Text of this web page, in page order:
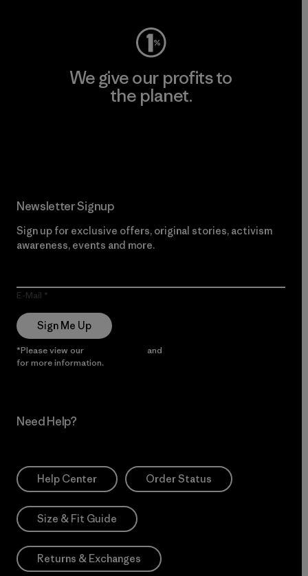
We give our profits to
the planet.
Newsletter Signup
Sign up for exclusive offers, original stories, activism
awareness, events and more.
E-Mail
Sign Me Up
*Please view our and
for more information.
Need Help?
Help Center Order Status
Size & Fit Guide
Returns & Exchanges